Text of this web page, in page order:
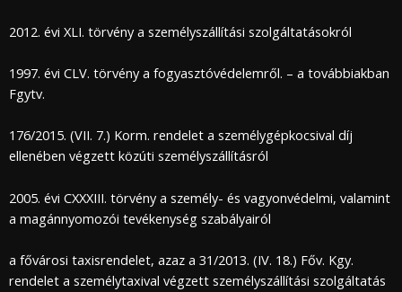
2012. évi XLI. törvény a személyszállítási szolgáltatásokról
1997. évi CLV. törvény a fogyasztóvédelemről. – a továbbiakban
Fgytv.
176/2015. (VII. 7.) Korm. rendelet a személygépkocsival díj
ellenében végzett közúti személyszállításról
2005. évi CXXXIII. törvény a személy- és vagyonvédelmi, valamint
a magánnyomozói tevékenység szabályairól
a fővárosi taxisrendelet, azaz a 31/2013. (IV. 18.) Főv. Kgy.
rendelet a személytaxival végzett személyszállítási szolgáltatás